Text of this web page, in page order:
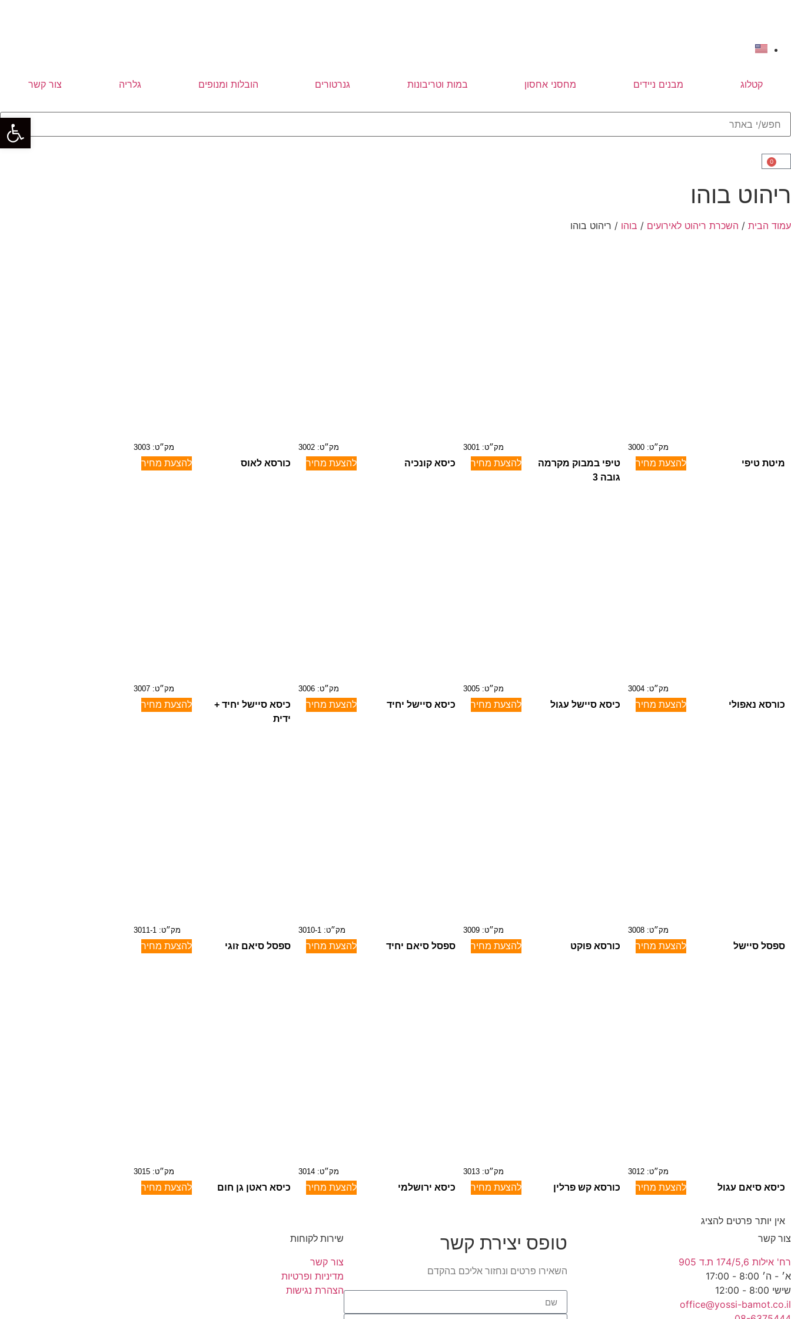
קטלוג מבנים ניידים מחסני אחסון במות וטריבונות גנרטורים הובלות ומנופים גלריה צור קשר
0
ריהוט בוהו
עמוד הבית / השכרת ריהוט לאירועים / בוהו / ריהוט בוהו
מק״ט: 3000
מיטת טיפי להצעת מחיר
מק״ט: 3001
טיפי במבוק מקרמה
גובה 3
להצעת מחיר
מק״ט: 3002
כיסא קונכיה להצעת מחיר
מק״ט: 3003
כורסא לאוס להצעת מחיר
מק״ט: 3004
כורסא נאפולי להצעת מחיר
מק״ט: 3005
כיסא סיישל עגול להצעת מחיר
מק״ט: 3006
כיסא סיישל יחיד להצעת מחיר
מק״ט: 3007
כיסא סיישל יחיד +
ידית
להצעת מחיר
מק״ט: 3008
ספסל סיישל להצעת מחיר
מק״ט: 3009
כורסא פוקט להצעת מחיר
מק״ט: 3010-1
ספסל סיאם יחיד להצעת מחיר
מק״ט: 3011-1
ספסל סיאם זוגי להצעת מחיר
מק״ט: 3012
כיסא סיאם עגול להצעת מחיר
מק״ט: 3013
כורסא קש פרלין להצעת מחיר
מק״ט: 3014
כיסא ירושלמי להצעת מחיר
מק״ט: 3015
כיסא ראטן גן חום להצעת מחיר
אין יותר פרטים להציג
צור קשר
רח' אילות 174/5,6 ת.ד 905
א׳ - ה׳ 8:00 - 17:00
שישי 8:00 - 12:00
office@yossi-bamot.co.il
טופס יצירת קשר
השאירו פרטים ונחזור אליכם בהקדם
שירות לקוחות
צור קשר
מדיניות ופרטיות
הצהרת נגישות
פתח